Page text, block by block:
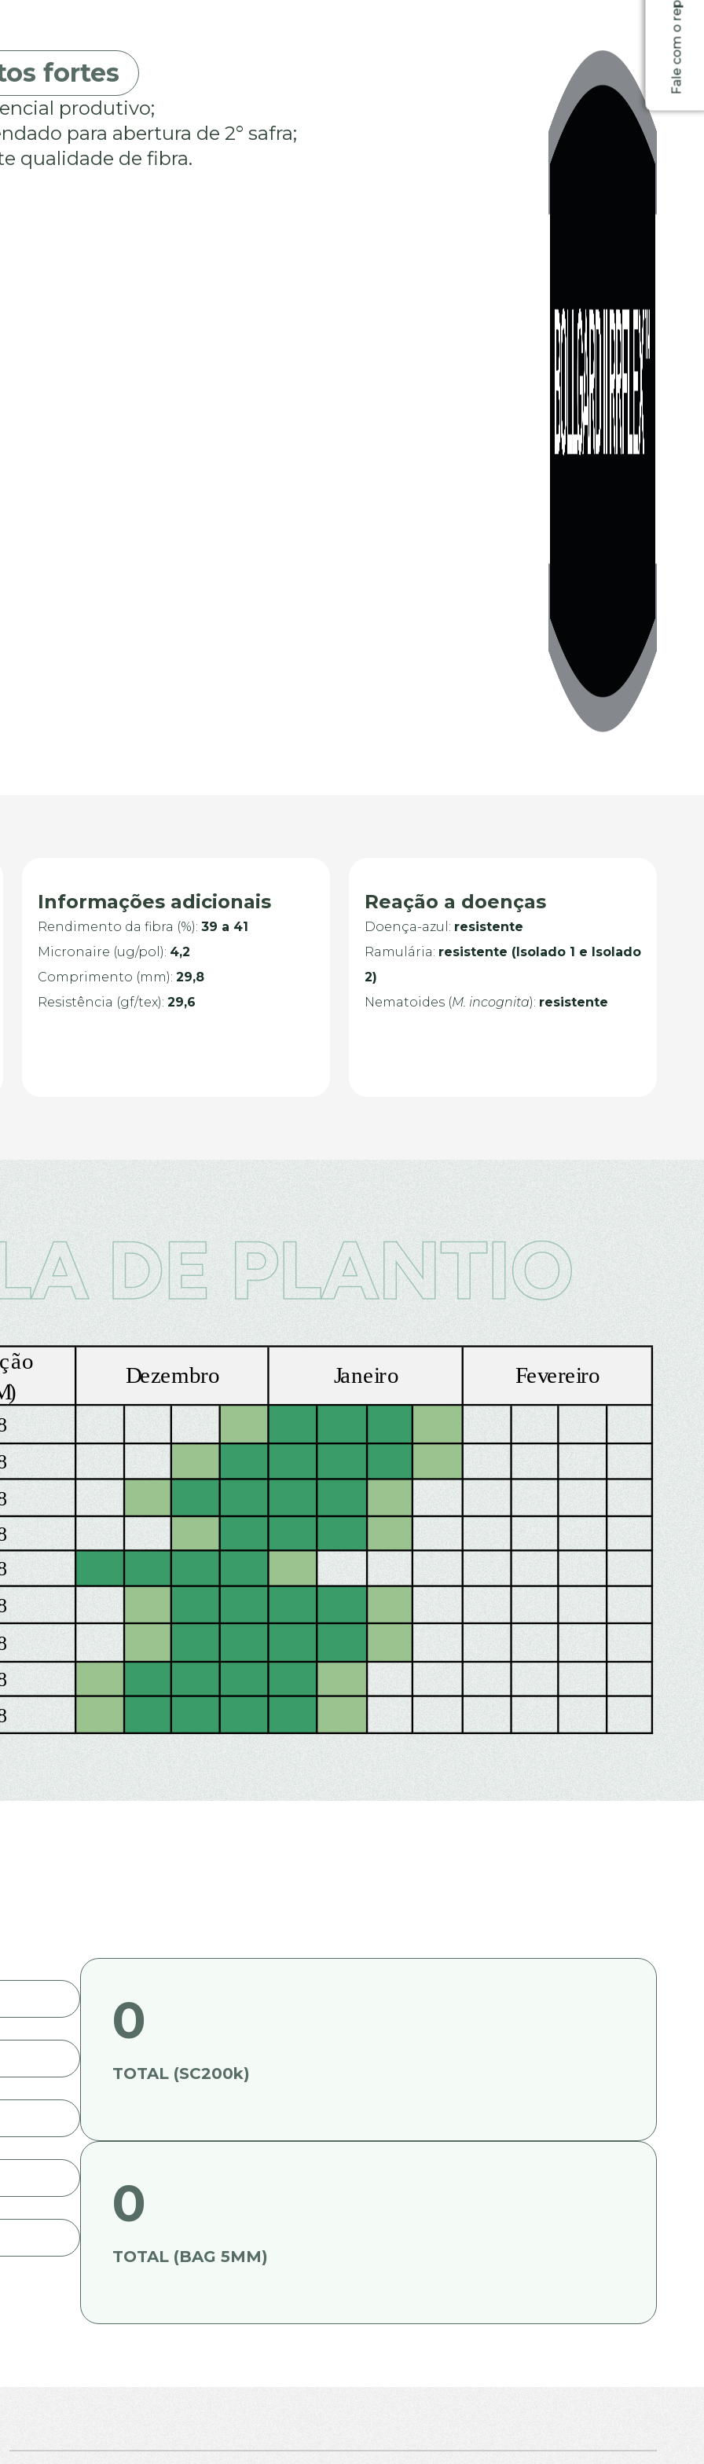
fortes
produtivo;
para abertura de 2° safra;
qualidade de fibra.
Informações adicionais
Rendimento da fibra (%): 39 a 41
Micronaire (ug/pol): 4,2
Comprimento (mm): 29,8
Resistência (gf/tex): 29,6
Reação a doenças
Doença-azul: resistente
Ramulária: resistente (Isolado 1 e Isolado
2)
Nematoides (M. incognita): resistente
0
TOTAL (SC200k)
0
TOTAL (BAG 5MM)